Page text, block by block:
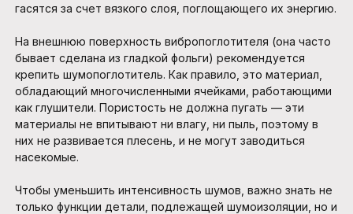
гасятся за счет вязкого слоя, поглощающего их энергию.
На внешнюю поверхность вибропоглотителя (она часто
бывает сделана из гладкой фольги) рекомендуется
крепить шумопоглотитель. Как правило, это материал,
обладающий многочисленными ячейками, работающими
как глушители. Пористость не должна пугать — эти
материалы не впитывают ни влагу, ни пыль, поэтому в
них не развивается плесень, и не могут заводиться
насекомые.
Чтобы уменьшить интенсивность шумов, важно знать не
только функции детали, подлежащей шумоизоляции, но и